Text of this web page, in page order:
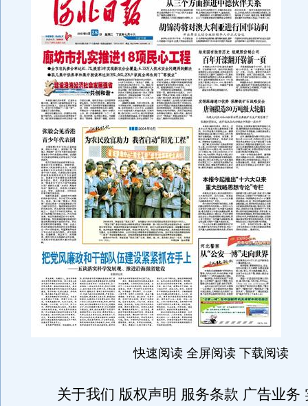
快速阅读 全屏阅读 下载阅读
关于我们 版权声明 服务条款 广告业务